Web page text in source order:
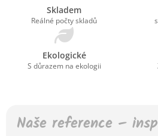
Skladem
Reálné počty skladů
Ekologické
S důrazem na ekologii
Naše reference –